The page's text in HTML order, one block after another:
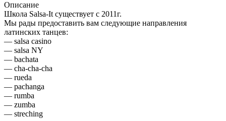
Описание
Школа Salsa-It существует с 2011г.
Мы рады предоставить вам следующие направления
латинских танцев:
— salsa casino
— salsa NY
— bachata
— cha-cha-cha
— rueda
— pachanga
— rumba
— zumba
— streching